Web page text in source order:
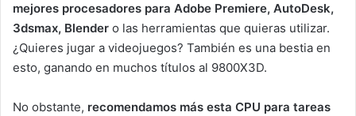
mejores procesadores para Adobe Premiere, AutoDesk,
3dsmax, Blender o las herramientas que quieras utilizar.
¿Quieres jugar a videojuegos? También es una bestia en
esto, ganando en muchos títulos al 9800X3D.
No obstante, recomendamos más esta CPU para tareas